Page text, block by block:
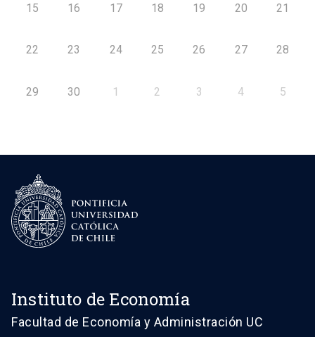
15 16 17 18 19 20 21
22 23 24 25 26 27 28
29 30 1 2 3 4 5
Instituto de Economía
Facultad de Economía y Administración UC